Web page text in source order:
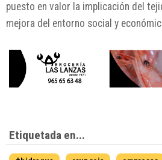
puesto en valor la implicación del
mejora del entorno social y
Etiquetada en...